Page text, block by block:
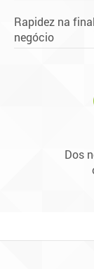
Rapidez na
negócio
Dos